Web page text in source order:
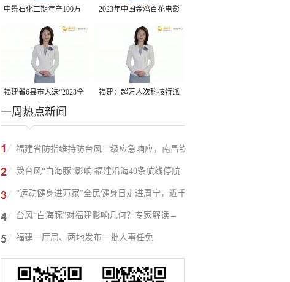
中景石化二期年产100万
吨丙烷脱氢项目建成中交
2023年中国金鸡百花电影
节有福电影巡展31日启动
福建省6县市入选“2023全
国县域发展潜力百强县”
福建：超万人次科技特派
一周热点新闻
福建省防指维持防台风三级应急响应，南昌铁
路停运部分旅客列车→
受台风“白海豚”影响 福建沿海40条航线停航
“运动健身进万家”全民健身日走进周宁，近千
人徒步云端
台风“白海豚”对福建影响几何？专家解读→
福建一厅局、两地发布一批人事任免